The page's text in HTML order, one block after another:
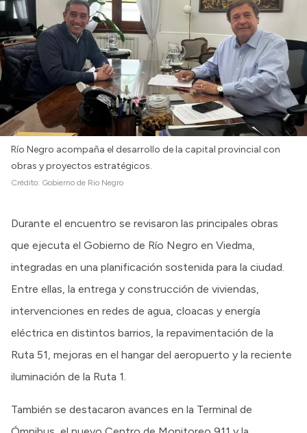
Río Negro acompaña el desarrollo de la capital provincial con
obras y proyectos estratégicos.
Crédito: Gobierno de Rio Negro
Durante el encuentro se revisaron las principales obras
que ejecuta el Gobierno de Río Negro en Viedma,
integradas en una planificación sostenida para la ciudad.
Entre ellas, la entrega y construcción de viviendas,
intervenciones en redes de agua, cloacas y energía
eléctrica en distintos barrios, la repavimentación de la
Ruta 51, mejoras en el hangar del aeropuerto y la reciente
iluminación de la Ruta 1.
También se destacaron avances en la Terminal de